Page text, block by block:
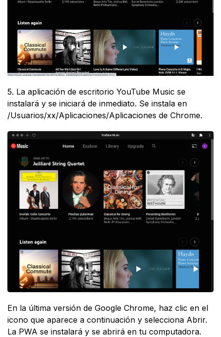
5. La aplicación de escritorio YouTube Music se
instalará y se iniciará de inmediato. Se instala en
/Usuarios/xx/Aplicaciones/Aplicaciones de Chrome.
En la última versión de Google Chrome, haz clic en el
icono que aparece a continuación y selecciona Abrir.
La PWA se instalará y se abrirá en tu computadora.